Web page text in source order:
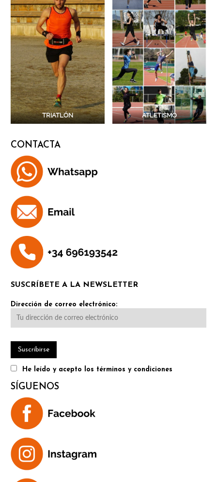
TRIATLÓN ATLETISMO
CONTACTA
SUSCRÍBETE A LA NEWSLETTER
Dirección de correo electrónico:
He leído y acepto los términos y condiciones
SÍGUENOS